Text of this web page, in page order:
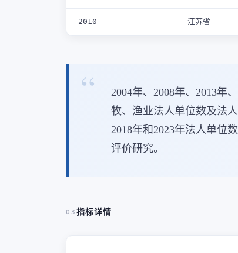
2010 江苏省
2004年、2008年、2013年
牧、渔业法人单位数及法
2018年和2023年法人单位
评价研究。
03 指标详情